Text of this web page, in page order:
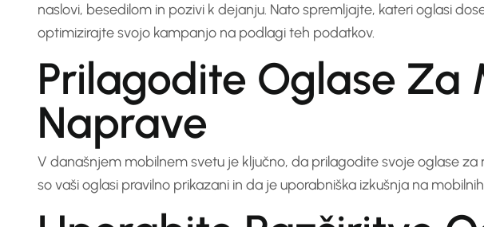
naslovi, besedilom in pozivi k dejanju. Nato spremljajte, kateri oglasi
optimizirajte svojo kampanjo na podlagi teh podatkov.
Prilagodite Oglase Za
Naprave
V današnjem mobilnem svetu je ključno, da prilagodite svoje oglase
so vaši oglasi pravilno prikazani in da je uporabniška izkušnja na